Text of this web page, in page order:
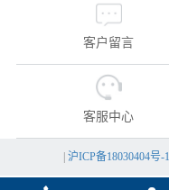
客户留言
客服中心
| 沪ICP备18030404号-1